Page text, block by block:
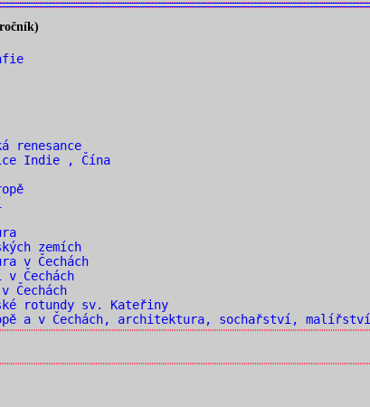
renesance
Indie , Čína
zemích
v Čechách
Čechách
Čechách
rotundy sv. Kateřiny
a v Čechách, architektura, sochařství, malířství